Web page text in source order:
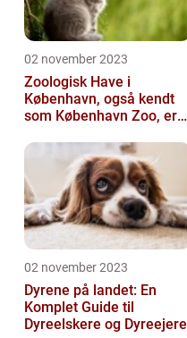
02 november 2023
Zoologisk Have i
København, også kendt
som København Zoo, er
og mest populære ...
02 november 2023
Dyrene på landet: En
Komplet Guide til
Dyreelskere og Dyreejere